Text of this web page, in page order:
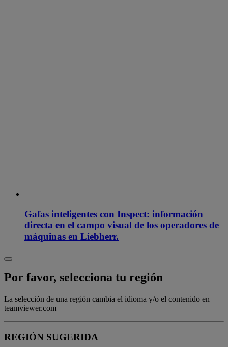
Gafas inteligentes con Inspect: información
directa en el campo visual de los operadores de
máquinas en Liebherr.
Por favor, selecciona tu región
La selección de una región cambia el idioma y/o el contenido en
teamviewer.com
REGIÓN SUGERIDA